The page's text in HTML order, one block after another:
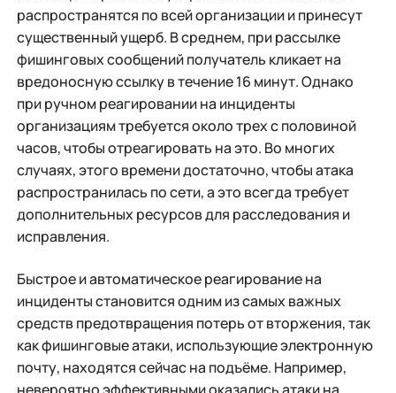
распространятся по всей организации и принесут
существенный ущерб. В среднем, при рассылке
фишинговых сообщений получатель кликает на
вредоносную ссылку в течение 16 минут. Однако
при ручном реагировании на инциденты
организациям требуется около трех с половиной
часов, чтобы отреагировать на это. Во многих
случаях, этого времени достаточно, чтобы атака
распространилась по сети, а это всегда требует
дополнительных ресурсов для расследования и
исправления.
Быстрое и автоматическое реагирование на
инциденты становится одним из самых важных
средств предотвращения потерь от вторжения, так
как фишинговые атаки, использующие электронную
почту, находятся сейчас на подъёме. Например,